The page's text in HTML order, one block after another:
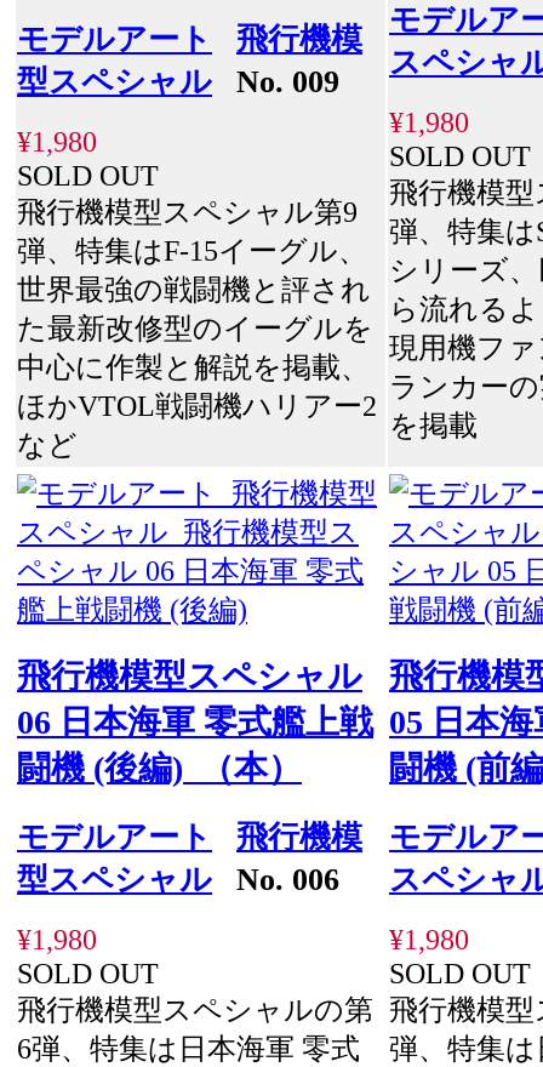
モデルアート
飛行機模
型スペシャル No. 009
¥1,980
SOLD OUT
飛行機模型スペシャル第9
弾、特集はF-15イーグル、
世界最強の戦闘機と評され
た最新改修型のイーグルを
中心に作製と解説を掲載、
ほかVTOL戦闘機ハリアー2
など
モデルア
スペシャ
¥1,980
SOLD OUT
飛行機模
弾、特集は
シリーズ
ら流れる
現用機フ
ランカー
を掲載
飛行機模型スペシャル
06 日本海軍 零式艦上戦
闘機 (後編) （本）
モデルアート
飛行機模
型スペシャル No. 006
¥1,980
SOLD OUT
飛行機模型スペシャルの第
6弾、特集は日本海軍 零式
飛行機模
05 日本
闘機 (前
モデルア
スペシャ
¥1,980
SOLD OUT
飛行機模
弾、特集